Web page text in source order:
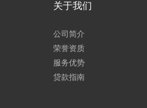
关于我们
公司简介
荣誉资质
服务优势
贷款指南